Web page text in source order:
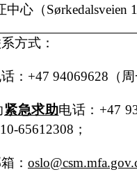
心（Sørkedalsveien
方式：
：+47 94069628（
紧急求助电话：+47
65612308；
：